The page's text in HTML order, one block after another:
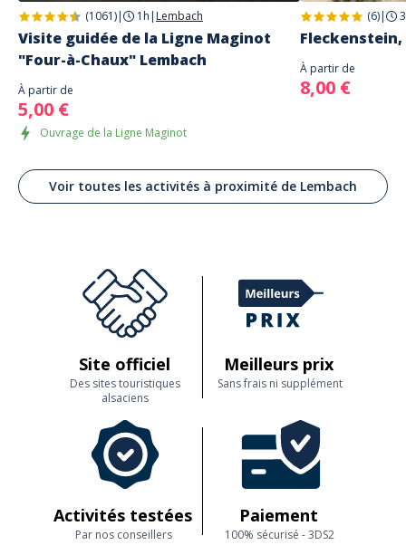
(1061)| 1h | Lembach
Visite guidée de la Ligne Maginot
"Four-à-Chaux" Lembach
À partir de
5,00 €
Ouvrage de la Ligne Maginot
(6)|
À partir de
8,00 €
Voir toutes les activités à proximité de Lembach
Site officiel
Des sites touristiques
alsaciens
Meilleurs prix
Sans frais ni supplément
Activités testées
Par nos conseillers
Paiement
100% sécurisé - 3DS2